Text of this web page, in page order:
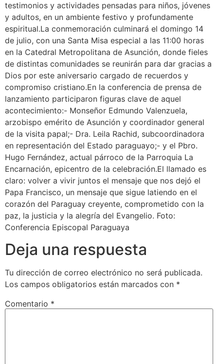
testimonios y actividades pensadas para niños, jóvenes
y adultos, en un ambiente festivo y profundamente
espiritual.La conmemoración culminará el domingo 14
de julio, con una Santa Misa especial a las 11:00 horas
en la Catedral Metropolitana de Asunción, donde fieles
de distintas comunidades se reunirán para dar gracias a
Dios por este aniversario cargado de recuerdos y
compromiso cristiano.En la conferencia de prensa de
lanzamiento participaron figuras clave de aquel
acontecimiento:- Monseñor Edmundo Valenzuela,
arzobispo emérito de Asunción y coordinador general
de la visita papal;- Dra. Leila Rachid, subcoordinadora
en representación del Estado paraguayo;- y el Pbro.
Hugo Fernández, actual párroco de la Parroquia La
Encarnación, epicentro de la celebración.El llamado es
claro: volver a vivir juntos el mensaje que nos dejó el
Papa Francisco, un mensaje que sigue latiendo en el
corazón del Paraguay creyente, comprometido con la
paz, la justicia y la alegría del Evangelio. Foto:
Conferencia Episcopal Paraguaya
Deja una respuesta
Tu dirección de correo electrónico no será publicada.
Los campos obligatorios están marcados con *
Comentario *